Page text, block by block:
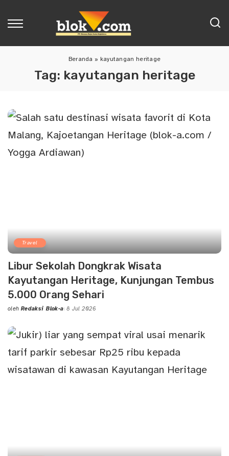
Beranda » kayutangan heritage
Tag: kayutangan heritage
Travel
Libur Sekolah Dongkrak Wisata
Kayutangan Heritage, Kunjungan Tembus
5.000 Orang Sehari
Posted
oleh Redaksi Blok-a 8 Jul 2026